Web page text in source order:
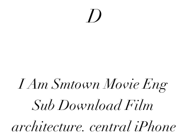
D
I Am Smtown Movie Eng
Sub Download Film
architecture. central iPhone